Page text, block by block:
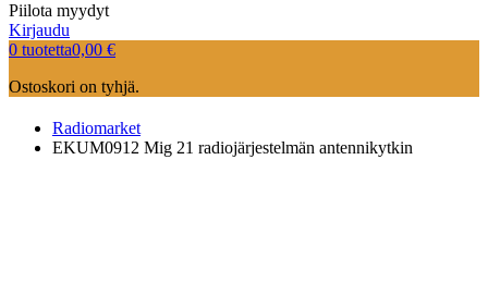
Piilota myydyt
Kirjaudu
0 tuotetta0,00 €
Ostoskori on tyhjä.
Radiomarket
EKUM0912 Mig 21 radiojärjestelmän antennikytkin